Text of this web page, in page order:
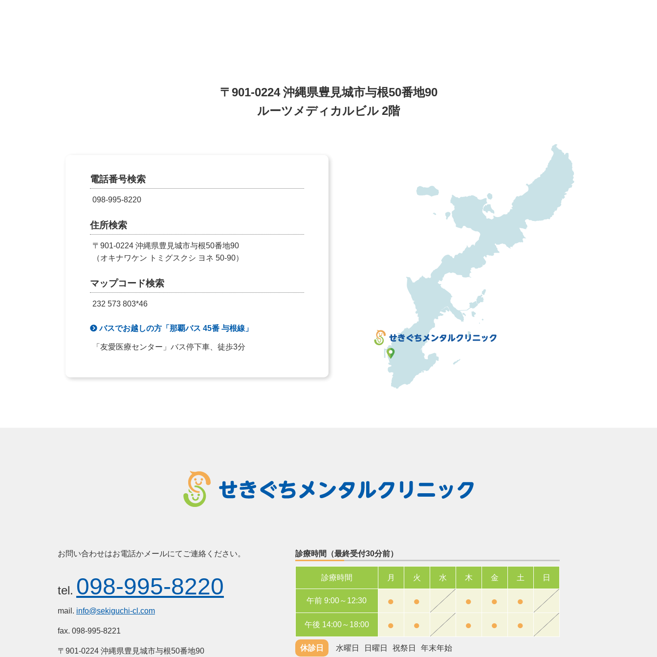
〒901-0224 沖縄県豊見城市与根50番地90
ルーツメディカルビル 2階
電話番号検索
098-995-8220
住所検索
〒901-0224 沖縄県豊見城市与根50番地90
（オキナワケン トミグスクシ ヨネ 50-90）
マップコード検索
232 573 803*46
バスでお越しの方「那覇バス 45番 与根線」
「友愛医療センター」バス停下車、徒歩3分
お問い合わせはお電話かメールにてご連絡ください。
tel. 098-995-8220
mail. info@sekiguchi-cl.com
fax. 098-995-8221
〒901-0224 沖縄県豊見城市与根50番地90
診療時間（最終受付30分前）
診療時間 月 火 水 木 金 土 日
午前 9:00～12:30 ● ● ● ● ●
午後 14:00～18:00 ● ● ● ● ●
休診日 水曜日 日曜日 祝祭日 年末年始